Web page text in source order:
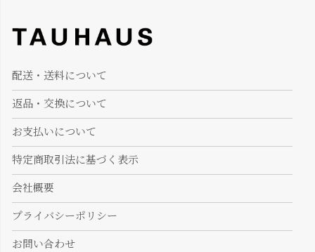
配送・送料について
返品・交換について
お支払いについて
特定商取引法に基づく表示
会社概要
プライバシーポリシー
お問い合わせ